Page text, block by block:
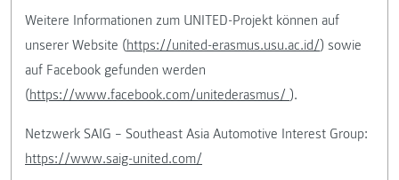
Weitere Informationen zum UNITED-Projekt können auf
unserer Website (https://united-erasmus.usu.ac.id/) sowie
auf Facebook gefunden werden
(https://www.facebook.com/unitederasmus/ ).
Netzwerk SAIG – Southeast Asia Automotive Interest Group:
https://www.saig-united.com/